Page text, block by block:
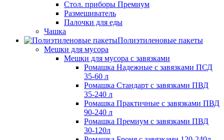
Стол. приборы Премиум
Размешиватель
Палочки для еды
Чашка
Полиэтиленовые пакеты
Мешки для мусора
Мешки для мусора с завязками
Ромашка Надежные с завязками ПСД
35-60 л
Ромашка Стандарт с завязками ПВД
35-240 л
Ромашка Практичные с завязками ПВД
90-240 л
Ромашка Премиум с завязками ПВД
30-120л